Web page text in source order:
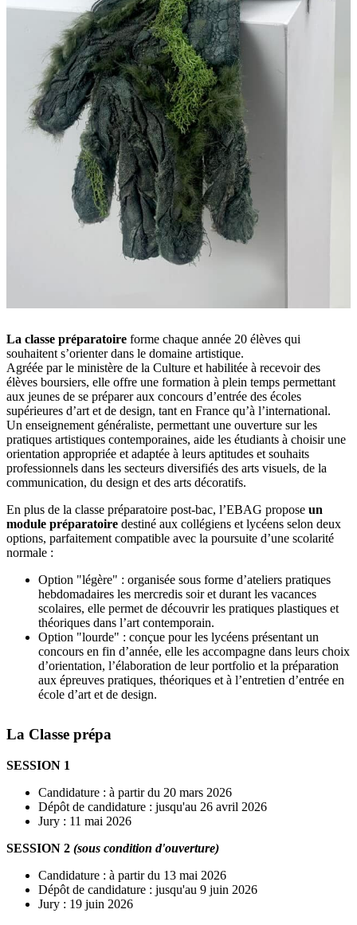
La classe préparatoire forme chaque année 20 élèves qui
souhaitent s’orienter dans le domaine artistique.
Agréée par le ministère de la Culture et habilitée à recevoir des
élèves boursiers, elle offre une formation à plein temps permettant
aux jeunes de se préparer aux concours d’entrée des écoles
supérieures d’art et de design, tant en France qu’à l’international.
Un enseignement généraliste, permettant une ouverture sur les
pratiques artistiques contemporaines, aide les étudiants à choisir une
orientation appropriée et adaptée à leurs aptitudes et souhaits
professionnels dans les secteurs diversifiés des arts visuels, de la
communication, du design et des arts décoratifs.
En plus de la classe préparatoire post-bac, l’EBAG propose un
module préparatoire destiné aux collégiens et lycéens selon deux
options, parfaitement compatible avec la poursuite d’une scolarité
normale :
Option "légère" : organisée sous forme d’ateliers pratiques
hebdomadaires les mercredis soir et durant les vacances
scolaires, elle permet de découvrir les pratiques plastiques et
théoriques dans l’art contemporain.
Option "lourde" : conçue pour les lycéens présentant un
concours en fin d’année, elle les accompagne dans leurs choix
d’orientation, l’élaboration de leur portfolio et la préparation
aux épreuves pratiques, théoriques et à l’entretien d’entrée en
école d’art et de design.
La Classe prépa
SESSION 1
Candidature : à partir du 20 mars 2026
Dépôt de candidature : jusqu'au 26 avril 2026
Jury : 11 mai 2026
SESSION 2 (sous condition d'ouverture)
Candidature : à partir du 13 mai 2026
Dépôt de candidature : jusqu'au 9 juin 2026
Jury : 19 juin 2026